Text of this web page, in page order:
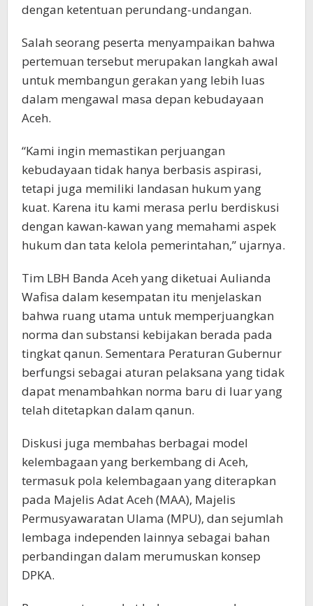
dengan ketentuan perundang-undangan.
Salah seorang peserta menyampaikan bahwa
pertemuan tersebut merupakan langkah awal
untuk membangun gerakan yang lebih luas
dalam mengawal masa depan kebudayaan
Aceh.
“Kami ingin memastikan perjuangan
kebudayaan tidak hanya berbasis aspirasi,
tetapi juga memiliki landasan hukum yang
kuat. Karena itu kami merasa perlu berdiskusi
dengan kawan-kawan yang memahami aspek
hukum dan tata kelola pemerintahan,” ujarnya.
Tim LBH Banda Aceh yang diketuai Aulianda
Wafisa dalam kesempatan itu menjelaskan
bahwa ruang utama untuk memperjuangkan
norma dan substansi kebijakan berada pada
tingkat qanun. Sementara Peraturan Gubernur
berfungsi sebagai aturan pelaksana yang tidak
dapat menambahkan norma baru di luar yang
telah ditetapkan dalam qanun.
Diskusi juga membahas berbagai model
kelembagaan yang berkembang di Aceh,
termasuk pola kelembagaan yang diterapkan
pada Majelis Adat Aceh (MAA), Majelis
Permusyawaratan Ulama (MPU), dan sejumlah
lembaga independen lainnya sebagai bahan
perbandingan dalam merumuskan konsep
DPKA.